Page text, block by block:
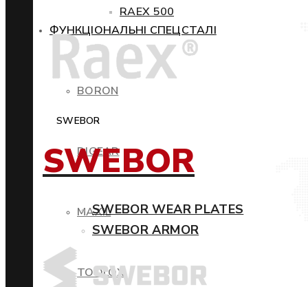
ФУНКЦІОНАЛЬНІ СПЕЦСТАЛІ
BORON
DIGEAR
MAXIL
TOOLOX
RAEX 500
SWEBOR
SWEBOR
SWEBOR WEAR PLATES
SWEBOR ARMOR